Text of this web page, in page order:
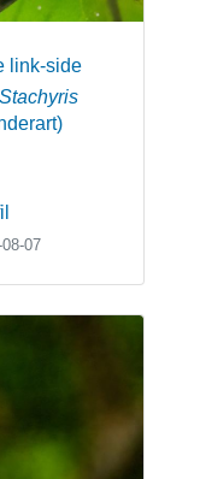
link-side
)
07